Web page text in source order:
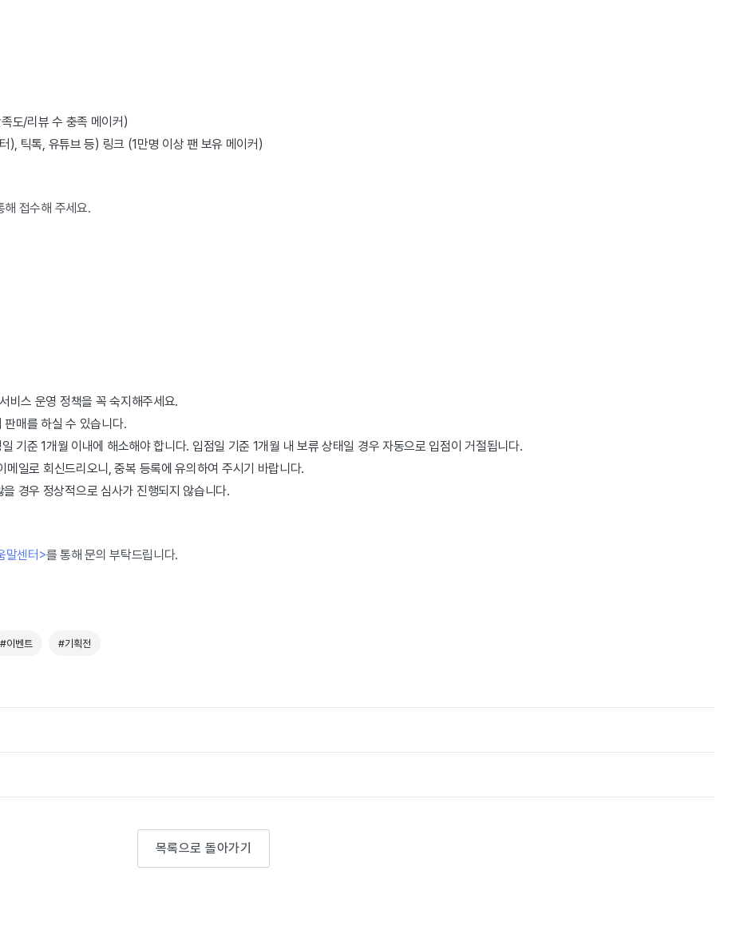
도/리뷰 수 충족 메이커)
), 틱톡, 유튜브 등) 링크 (1만명 이상 팬 보유 메이커)
해 접수해 주세요.
비스 운영 정책을 꼭 숙지해주세요.
매를 하실 수 있습니다.
기준 1개월 이내에 해소해야 합니다. 입점일 기준 1개월 내 보류 상태일 경우 자동으로 입점이 거절됩니다.
메일로 회신드리오니, 중복 등록에 유의하여 주시기 바랍니다.
경우 정상적으로 심사가 진행되지 않습니다.
말센터>를 통해 문의 부탁드립니다.
#이벤트 #기획전
목록으로 돌아가기